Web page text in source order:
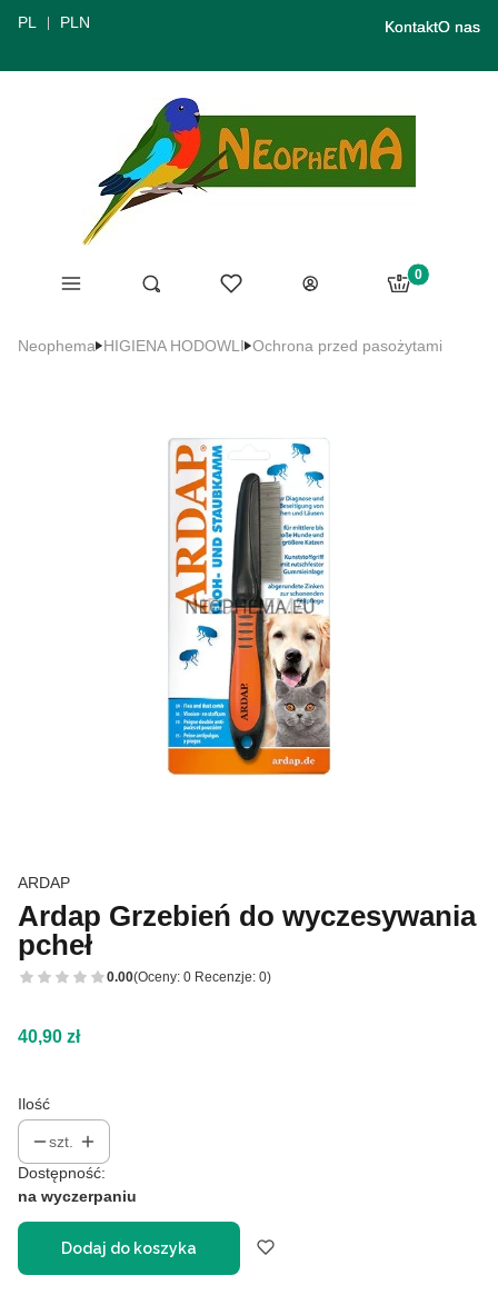
PL PLN KontaktO nas
Menu Otwórz wyszukiwarkę
Szukaj Ulubione
Zaloguj się
Produkty w
Koszyk
Neophema HIGIENA HODOWLI Ochrona przed pasożytami
ARDAP
Ardap Grzebień do wyczesywania
pcheł
0.00(Oceny: 0 Recenzje: 0)
Cena
40,90 zł
Ilość
szt.
Dostępność:
na wyczerpaniu
Dodaj do koszyka